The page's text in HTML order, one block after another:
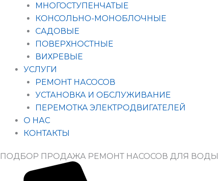
МНОГОСТУПЕНЧАТЫЕ
КОНСОЛЬНО-МОНОБЛОЧНЫЕ
САДОВЫЕ
ПОВЕРХНОСТНЫЕ
ВИХРЕВЫЕ
УСЛУГИ
РЕМОНТ НАСОСОВ
УСТАНОВКА И ОБСЛУЖИВАНИЕ
ПЕРЕМОТКА ЭЛЕКТРОДВИГАТЕЛЕЙ
О НАС
КОНТАКТЫ
ПОДБОР ПРОДАЖА РЕМОНТ НАСОСОВ ДЛЯ ВОДЫ